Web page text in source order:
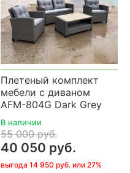
Плетеный комплект
мебели с диваном
AFM-804G Dark Grey
В наличии
55 000 руб.
40 050 руб.
выгода 14 950 руб. или 27%